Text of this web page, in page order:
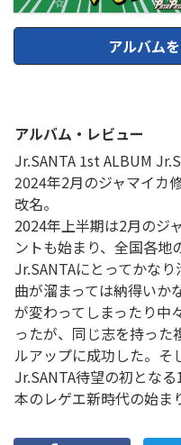
アルバム
アルバム・レビュー
Jr.SANTA 1st ALBUM
2024年2月のジャマイカ
改名。
2024年上半期は2月のジ
ントも始まり、全国各地
Jr.SANTAにとってかな
曲が溜まっては納得いか
が変わってしまったり中
ったが、同じ志を持った
ルアップに成功した。そ
Jr.SANTA待望の初とな
本のレゲエ新時代の始ま